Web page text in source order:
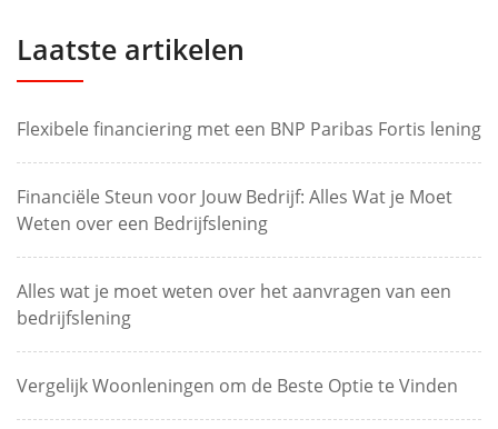
Laatste artikelen
Flexibele financiering met een BNP Paribas Fortis lening
Financiële Steun voor Jouw Bedrijf: Alles Wat je Moet
Weten over een Bedrijfslening
Alles wat je moet weten over het aanvragen van een
bedrijfslening
Vergelijk Woonleningen om de Beste Optie te Vinden